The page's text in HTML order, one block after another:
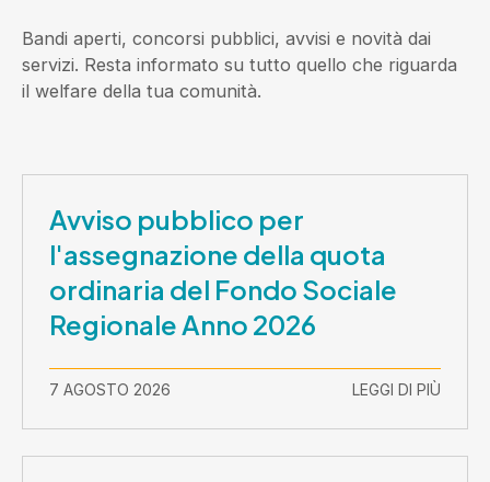
Bandi aperti, concorsi pubblici, avvisi e novità dai
servizi. Resta informato su tutto quello che riguarda
il welfare della tua comunità.
Avviso pubblico per
l'assegnazione della quota
ordinaria del Fondo Sociale
Regionale Anno 2026
7 AGOSTO 2026 LEGGI DI PIÙ